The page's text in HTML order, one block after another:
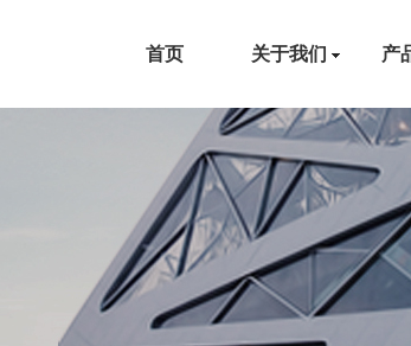
首页 关于我们 产